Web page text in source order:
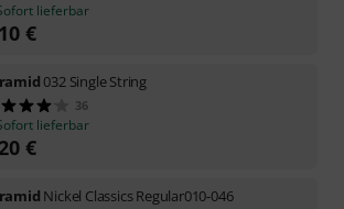
lieferbar
€
032 Single String
36
lieferbar
€
Nickel Classics Regular010-046